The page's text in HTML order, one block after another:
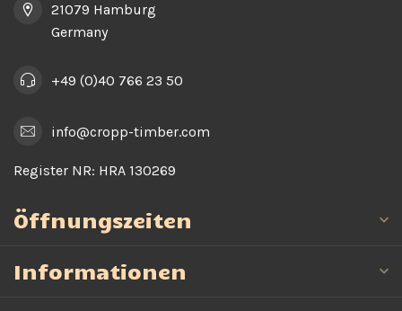
21079 Hamburg
Germany
+49 (0)40 766 23 50
info@cropp-timber.com
Register NR: HRA 130269
Öffnungszeiten
Informationen